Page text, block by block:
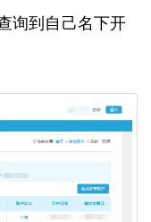
询到自己名下开